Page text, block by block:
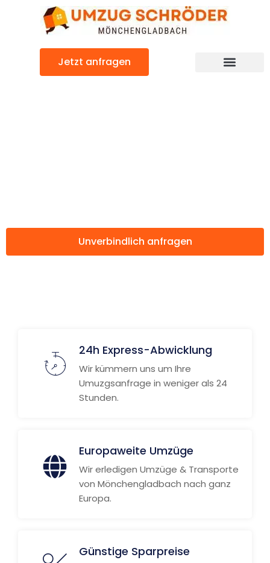
Jetzt anfragen
Unverbindlich anfragen
24h Express-Abwicklung
Wir kümmern uns um Ihre
Umuzgsanfrage in weniger als 24
Stunden.
Europaweite Umzüge
Wir erledigen Umzüge & Transporte
von Mönchengladbach nach ganz
Europa.
Günstige Sparpreise